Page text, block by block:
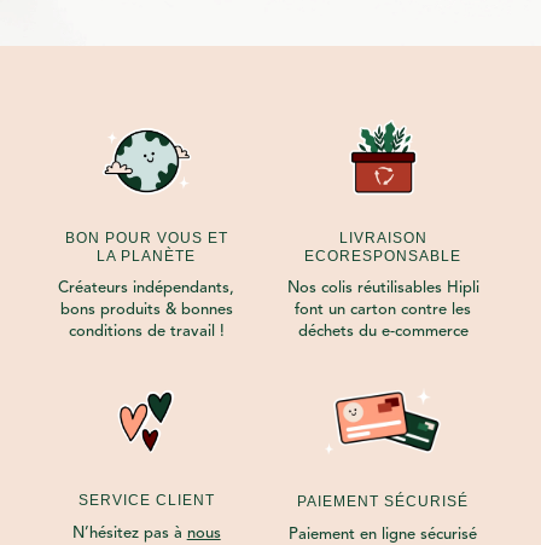
BON POUR VOUS ET
LA PLANÈTE
Créateurs indépendants,
bons produits & bonnes
conditions de travail !
LIVRAISON
ECORESPONSABLE
Nos colis réutilisables Hipli
font un carton contre les
déchets du e-commerce
SERVICE CLIENT
N’hésitez pas à nous
PAIEMENT SÉCURISÉ
Paiement en ligne sécurisé